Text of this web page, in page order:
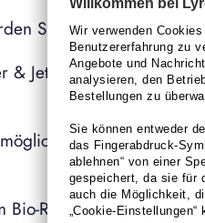
Standpunkte
& Jetzt entsteht ein
die
Bio-Reaktor.